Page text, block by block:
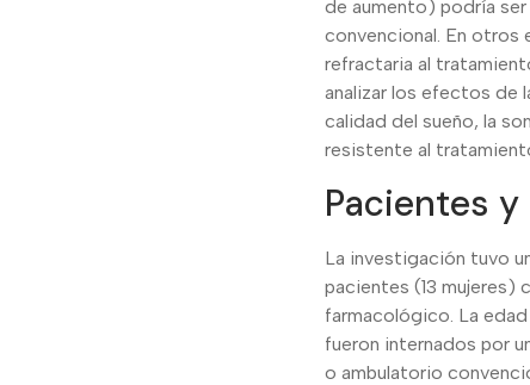
de aumento) podría
convencional. En otros
refractaria al
analizar los efectos de
calidad del sueño, la
resistente al
Pacientes
La investigación tuvo
pacientes (13 mujeres)
farmacológico. La
fueron internados por
o ambulatorio